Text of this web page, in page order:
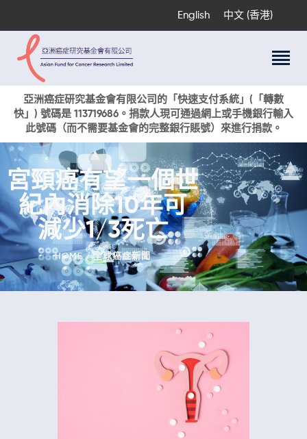
English 中文 (香港)
亞洲癌症研究基金會有限公司的「快速支付系統」(「轉數
快」) 號碼是 113719686。捐款人現可通過網上或手機銀行輸入
此號碼（而不需要基金會的完整銀行賬號）來進行捐款。
宮頸癌有望一個世
紀內消除10年可
減少1/3死亡
HOME 全球癌症新聞
關於我們
科研項目
活動與獎項
新聞
捐款支持
現在捐贈